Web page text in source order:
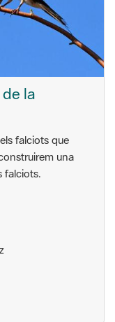
la
falciots que
una